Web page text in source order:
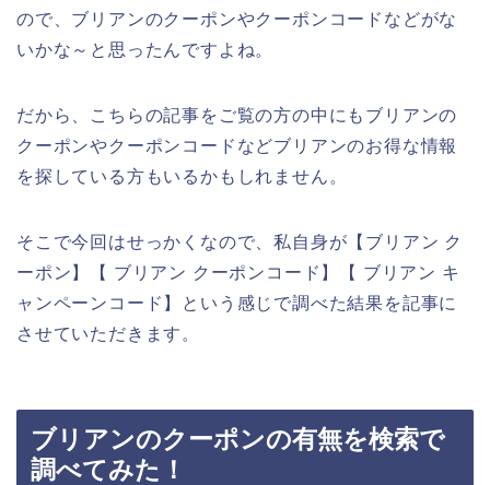
ので、ブリアンのクーポンやクーポンコードなどがな
いかな～と思ったんですよね。
だから、こちらの記事をご覧の方の中にもブリアンの
クーポンやクーポンコードなどブリアンのお得な情報
を探している方もいるかもしれません。
そこで今回はせっかくなので、私自身が【ブリアン ク
ーポン】【 ブリアン クーポンコード】【 ブリアン キ
ャンペーンコード】という感じで調べた結果を記事に
させていただきます。
ブリアンのクーポンの有無を検索で
調べてみた！